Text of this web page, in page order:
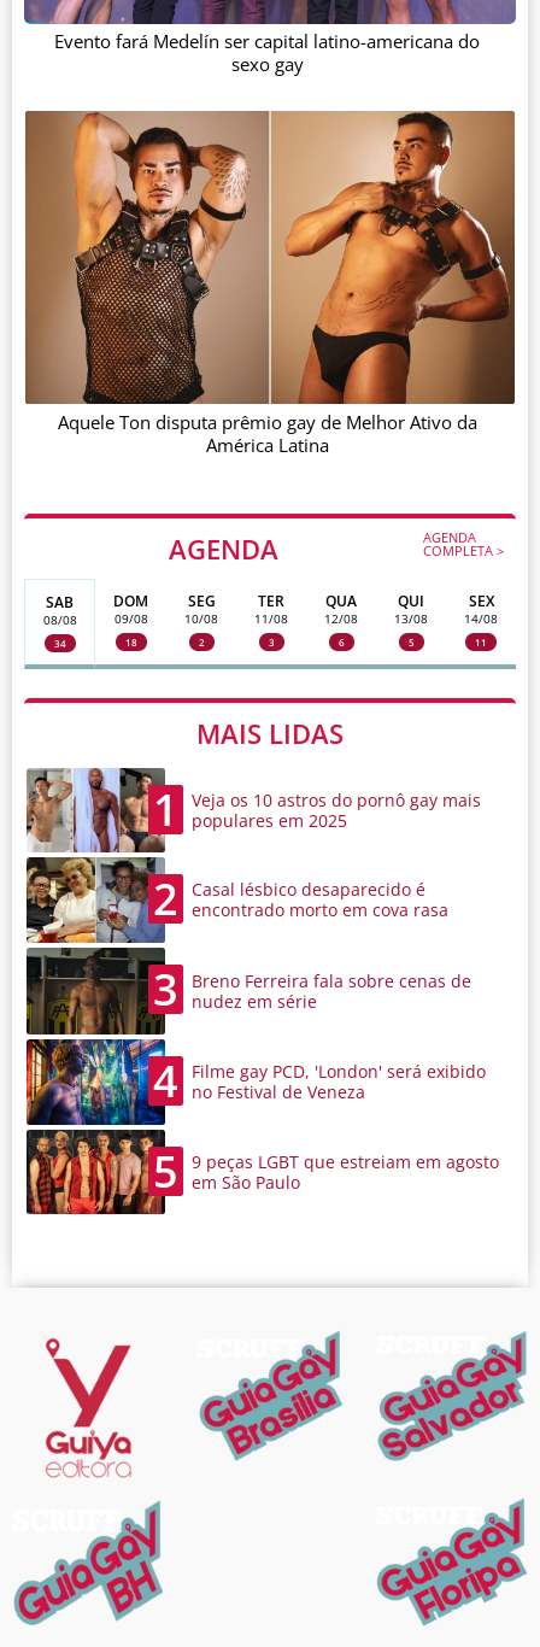
AGENDA AGENDA
COMPLETA >
SAB
08/08
34
DOM
09/08
18
SEG
10/08
2
TER
11/08
3
QUA
12/08
6
QUI
13/08
5
SEX
14/08
11
MAIS LIDAS
1
Veja os 10 astros do pornô gay mais
populares em 2025
2
Casal lésbico desaparecido é
encontrado morto em cova rasa
3
Breno Ferreira fala sobre cenas de
nudez em série
4
Filme gay PCD, 'London' será exibido
no Festival de Veneza
5
9 peças LGBT que estreiam em agosto
em São Paulo
Evento fará Medelín ser capital latino-americana do
sexo gay
Aquele Ton disputa prêmio gay de Melhor Ativo da
América Latina